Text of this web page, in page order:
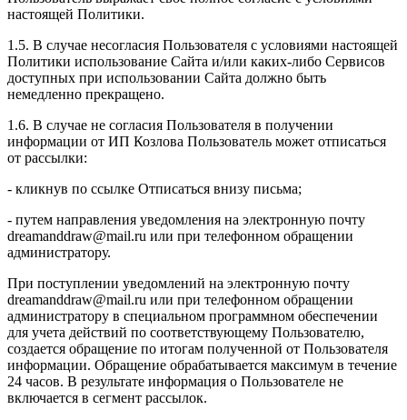
настоящей Политики.
1.5. В случае несогласия Пользователя с условиями настоящей
Политики использование Сайта и/или каких-либо Сервисов
доступных при использовании Сайта должно быть
немедленно прекращено.
1.6. В случае не согласия Пользователя в получении
информации от ИП Козлова Пользователь может отписаться
от рассылки:
- кликнув по ссылке Отписаться внизу письма;
- путем направления уведомления на электронную почту
dreamanddraw@mail.ru или при телефонном обращении
администратору.
При поступлении уведомлений на электронную почту
dreamanddraw@mail.ru или при телефонном обращении
администратору в специальном программном обеспечении
для учета действий по соответствующему Пользователю,
создается обращение по итогам полученной от Пользователя
информации. Обращение обрабатывается максимум в течение
24 часов. В результате информация о Пользователе не
включается в сегмент рассылок.